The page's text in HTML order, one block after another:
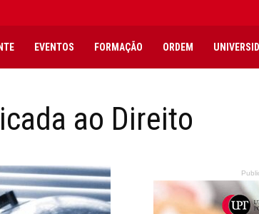
EVENTOS FORMAÇÃO ORDEM
ao Direito